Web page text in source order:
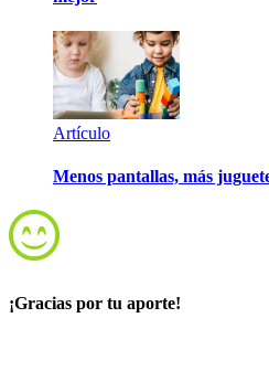
Artículo
Menos pantallas, más
¡Gracias por tu aporte!